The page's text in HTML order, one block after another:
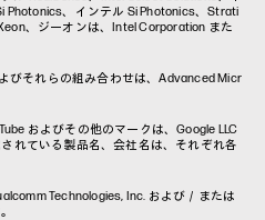
Photonics、インテル Si Photonics、Strati
、ジーオンは、Intel Corporation また
びそれらの組み合わせは、Advanced Micr
およびその他のマークは、Google LLC
れている製品名、会社名は、それぞれ各
Technologies, Inc. および／または